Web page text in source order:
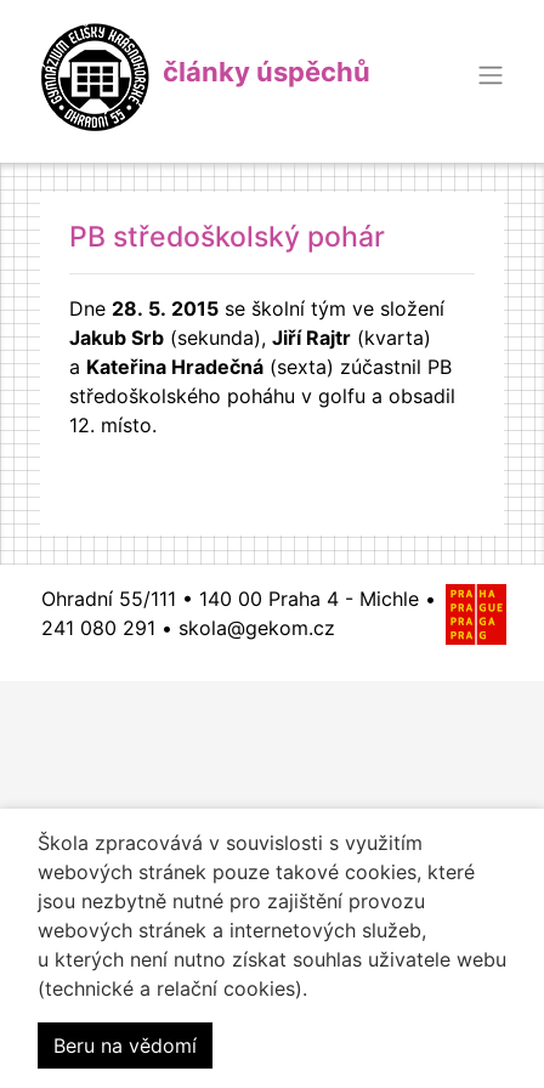
články úspěchů
PB středoškolský pohár
Dne 28. 5. 2015 se školní tým ve složení
Jakub Srb (sekunda), Jiří Rajtr (kvarta)
a Kateřina Hradečná (sexta) zúčastnil PB
středoškolského poháhu v golfu a obsadil
12. místo.
Škola zpracovává v souvislosti s využitím
webových stránek pouze takové cookies, které
jsou nezbytně nutné pro zajištění provozu
webových stránek a internetových služeb,
u kterých není nutno získat souhlas uživatele webu
(technické a relační cookies).
Beru na vědomí
Ohradní 55/111 • 140 00 Praha 4 - Michle•
241 080 291 • skola@gekom.cz